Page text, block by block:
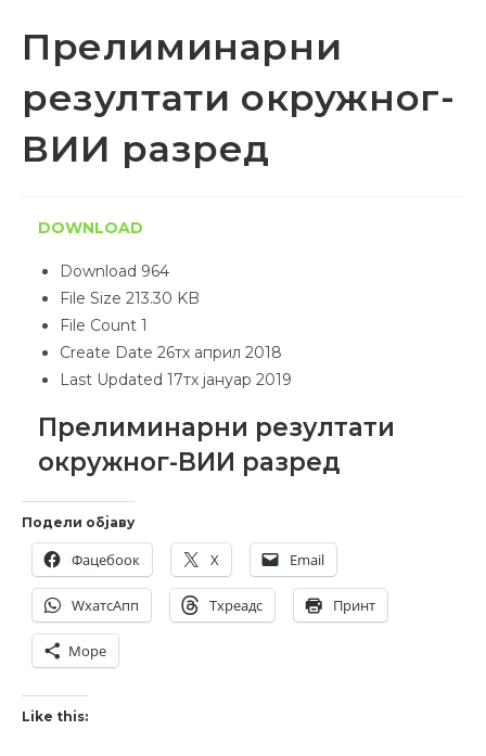
Прелиминарни
резултати окружног-
ВИИ разред
DOWNLOAD
Download 964
File Size 213.30 KB
File Count 1
Create Date 26тх април 2018
Last Updated 17тх јануар 2019
Прелиминарни резултати
окружног-ВИИ разред
Подели објаву
Фацебоок X Email
WхатсАпп Тхреадс Принт
Море
Like this: